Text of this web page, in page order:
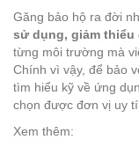
Găng bảo hộ ra đời
sử dụng, giảm thiểu
từng môi trường mà
Chính vì vậy, để bảo
tìm hiểu kỹ về ứng
chọn được đơn vị uy
Xem thêm: